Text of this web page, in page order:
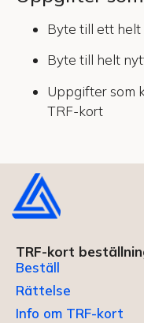
Byte till ett helt
Byte till helt
Uppgifter som
TRF-kort
TRF-kort
Beställ
Rättelse
Info om TRF-kort